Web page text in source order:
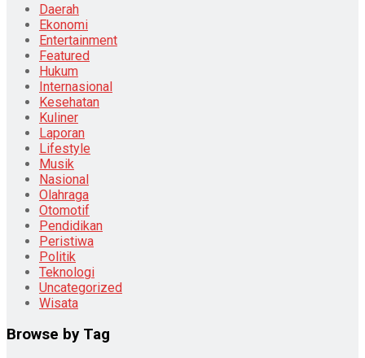
Daerah
Ekonomi
Entertainment
Featured
Hukum
Internasional
Kesehatan
Kuliner
Laporan
Lifestyle
Musik
Nasional
Olahraga
Otomotif
Pendidikan
Peristiwa
Politik
Teknologi
Uncategorized
Wisata
Browse by Tag